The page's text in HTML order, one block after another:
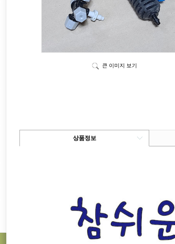
큰 이미지 보기
상품정보